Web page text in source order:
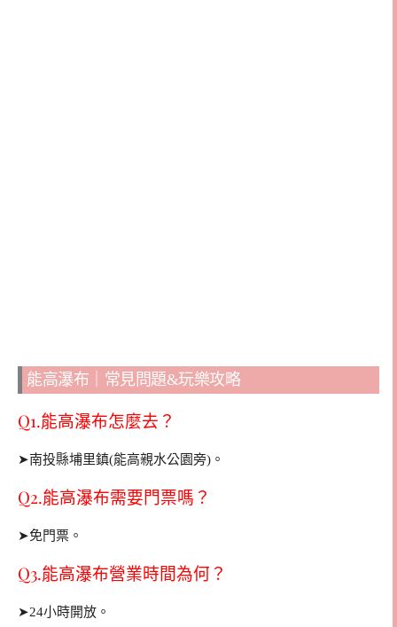
能高瀑布｜常見問題&玩樂攻略
Q1.能高瀑布怎麼去？
➤南投縣埔里鎮(能高親水公園旁)。
Q2.能高瀑布需要門票嗎？
➤免門票。
Q3.能高瀑布營業時間為何？
➤24小時開放。